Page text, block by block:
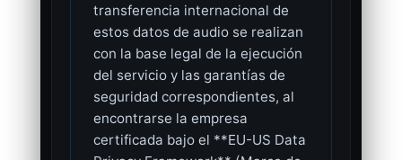
transferencia internacional de
estos datos de audio se realizan
con la base legal de la ejecución
del servicio y las garantías de
seguridad correspondientes, al
encontrarse la empresa
certificada bajo el **EU-US Data